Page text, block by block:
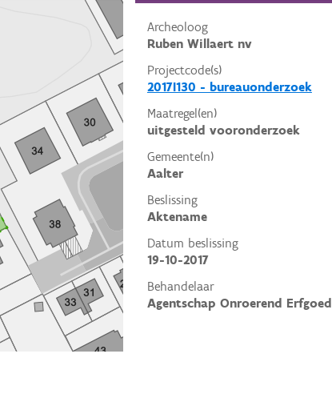
Archeoloog
Ruben Willaert nv
Projectcode(s)
2017I130 - bureauonderzoek
Maatregel(en)
uitgesteld vooronderzoek
Gemeente(n)
Aalter
Beslissing
Aktename
Datum beslissing
19-10-2017
Behandelaar
Agentschap Onroerend Erfgoed